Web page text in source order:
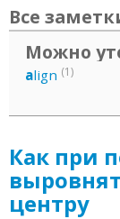
Все
Можно
align (1)
Как при
центру